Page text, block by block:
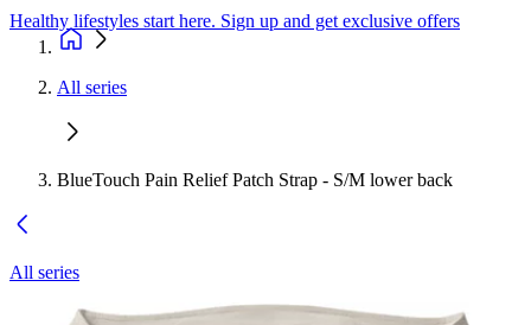
Healthy lifestyles start here. Sign up and get exclusive offers
All series
BlueTouch Pain Relief Patch Strap - S/M lower back
All series